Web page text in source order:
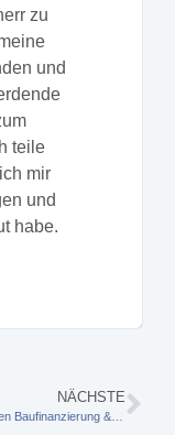
zu
und
teile
mir
und
habe.
NÄCHSTE
Aktuelle Zinsen Baufinanzierung & Zinsentwicklung 2012